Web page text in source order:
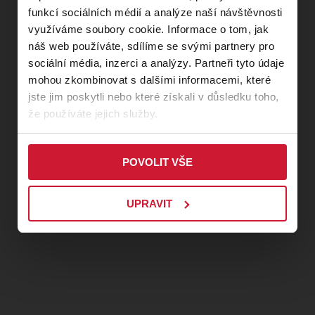
funkcí sociálních médií a analýze naší návštěvnosti
využíváme soubory cookie. Informace o tom, jak
náš web používáte, sdílíme se svými partnery pro
sociální média, inzerci a analýzy. Partneři tyto údaje
mohou zkombinovat s dalšími informacemi, které
jste jim poskytli nebo které získali v důsledku toho,
že používáte jejich služby.
POVOLIT VŠE
UPRAVIT
Ivan, sluha:Roman Dušek
Sbor a orchestr opery DJKT,
Balet DJKT
Dirigenti:Jiří Petrdlík, Jakub Zicha
Kostýmy:Dana Haklová
Antonín Pfleger
Dramaturgie:Zbyněk Brabec
Choreografie:Martin Šinták